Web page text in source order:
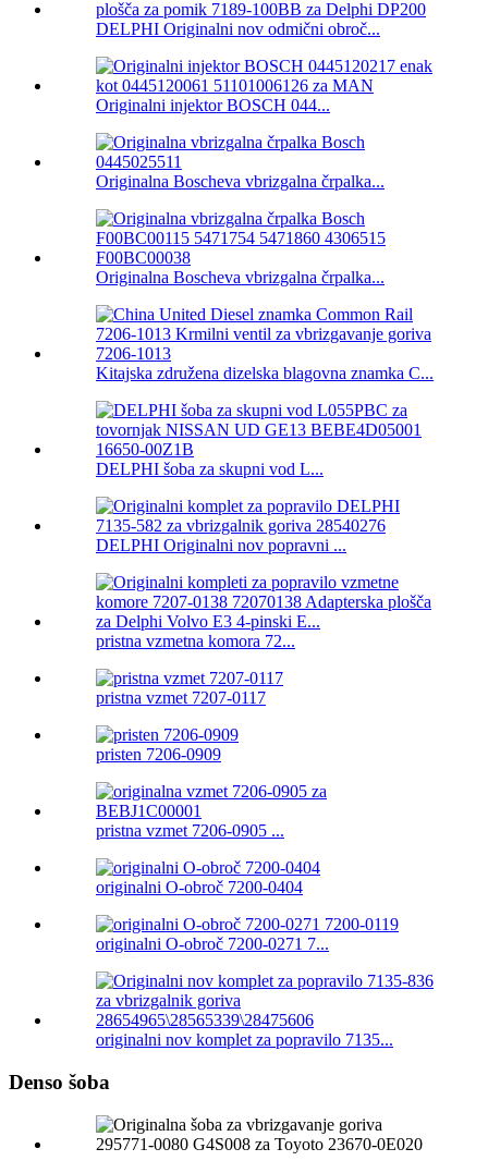
DELPHI Originalni nov odmični obroč...
Originalni injektor BOSCH 044...
Originalna Boscheva vbrizgalna črpalka...
Originalna Boscheva vbrizgalna črpalka...
Kitajska združena dizelska blagovna znamka C...
DELPHI šoba za skupni vod L...
DELPHI Originalni nov popravni ...
pristna vzmetna komora 72...
pristna vzmet 7207-0117
pristen 7206-0909
pristna vzmet 7206-0905 ...
originalni O-obroč 7200-0404
originalni O-obroč 7200-0271 7...
originalni nov komplet za popravilo 7135...
Denso šoba